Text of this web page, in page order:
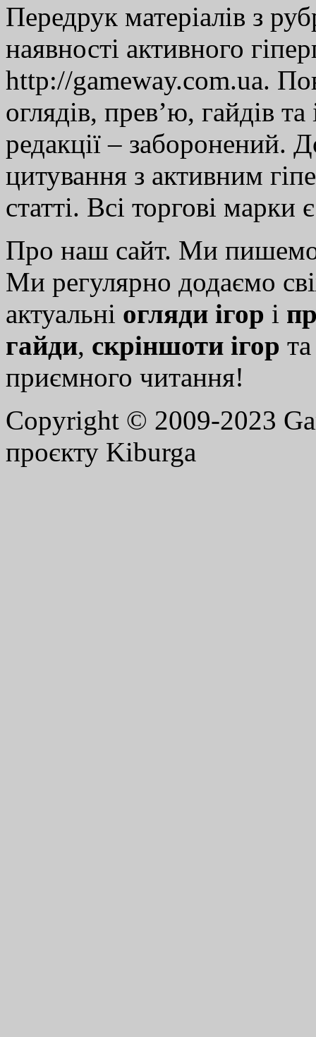
Передрук матеріалів з
наявності активного
http://gameway.com.ua.
оглядів, прев’ю, гайдів
редакції – заборонений.
цитування з активним
статті. Всі торгові марки
Про наш сайт. Ми
Ми регулярно додаємо
актуальні огляди ігор і
гайди, скріншоти ігор
приємного читання!
Copyright © 2009-2023
проєкту Kiburga